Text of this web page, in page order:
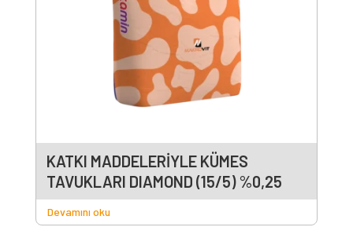
KATKI MADDELERİYLE KÜMES
TAVUKLARI DIAMOND (15/5) %0,25
Devamını oku